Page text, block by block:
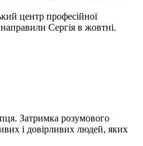
центр професійної
направили Сергія в жовтні.
Затримка розумового
і довірливих людей, яких